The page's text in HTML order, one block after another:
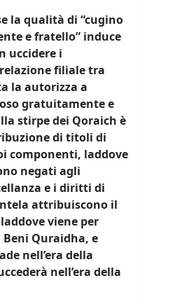
la qualità di “cugino
e fratello” induce
uccidere i
filiale tra
la autorizza a
gratuitamente e
stirpe dei Qoraich è
di titoli di
componenti, laddove
negati agli
e i diritti di
attribuiscono il
viene per
Quraidha, e
nell’era della
nell’era della